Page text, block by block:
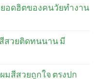
อดฮิตของคนวัยทำงาน
สวยติดทนนาน มี
มสีสวยถูกใจ ตรงปก